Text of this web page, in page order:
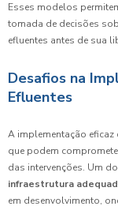
Esses modelos
tomada de decisões
efluentes antes de sua
Desafios na
Efluentes
A implementação
que podem
das intervenções. Um
infraestrutura
em desenvolvimento,